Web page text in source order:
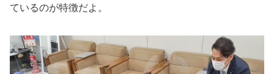
ているのが特徴だよ。